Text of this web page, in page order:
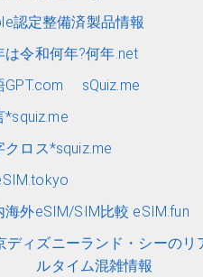
認定整備済製品情報
は令和何年?何年.net
GPT.com
sQuiz.me
*squiz.me
クロス*squiz.me
海外eSIM/SIM比較 eSIM.fun
ディズニーランド・シーのリ
ルタイム混雑情報